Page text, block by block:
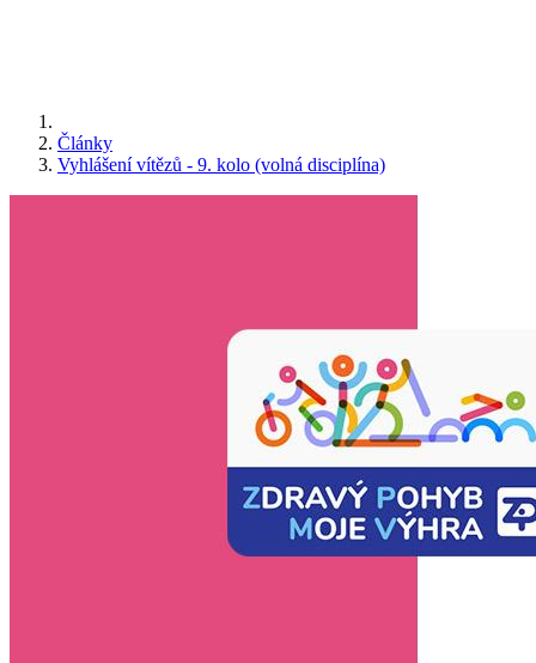
Články
Vyhlášení vítězů - 9. kolo (volná disciplína)